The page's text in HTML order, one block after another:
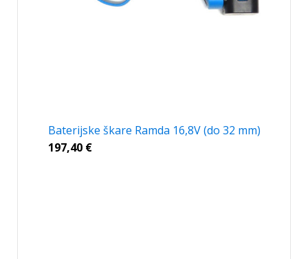
Baterijske škare Ramda 16,8V (do 32 mm)
197,40 €